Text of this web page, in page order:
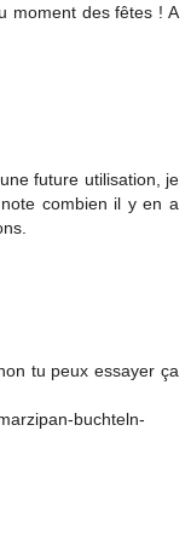
moment des fêtes ! A
future utilisation, je
combien il y en a
tu peux essayer ça
buchteln-